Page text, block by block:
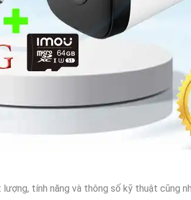
tính năng và thông số kỹ thuật cũng